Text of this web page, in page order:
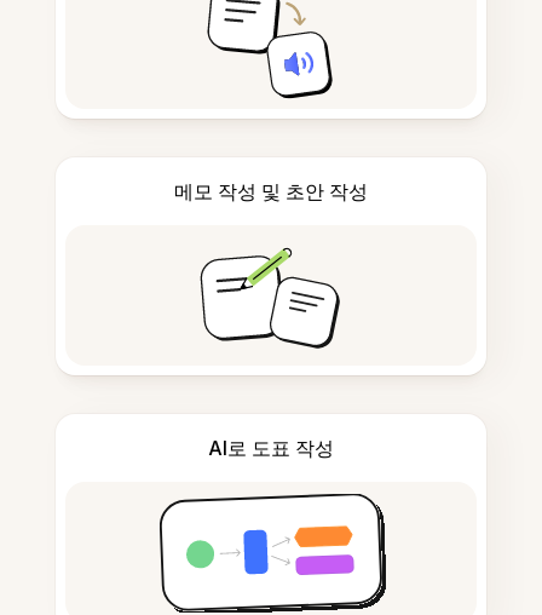
메모 작성 및 초안 작성
AI로 도표 작성